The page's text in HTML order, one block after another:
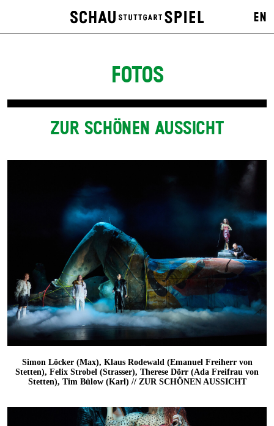
EN
FOTOS
ZUR SCHÖNEN AUSSICHT
Simon Löcker (Max), Klaus Rodewald (Emanuel Freiherr von
Stetten), Felix Strobel (Strasser), Therese Dörr (Ada Freifrau von
Stetten), Tim Bülow (Karl) // ZUR SCHÖNEN AUSSICHT